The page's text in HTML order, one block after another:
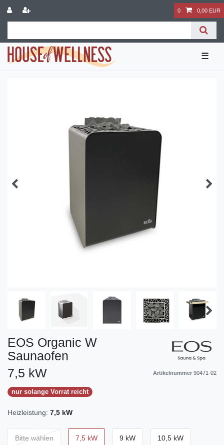
0 0,00 EUR
☰
EOS Organic W
Saunaofen
7,5 kW
Artikelnummer 90471-02
nur solange Vorrat reicht
Heizleistung: 7,5 kW
Bitte wählen 7,5 kW 9 kW 10,5 kW